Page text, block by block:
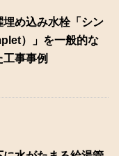
埋め込み水栓「シン
）」を一般的な
事事例